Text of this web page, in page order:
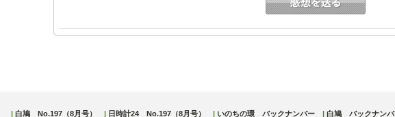
白鳩 No.197（8月号） 日時計24 No.197（8月号） いのちの環 バックナンバー 白鳩 バックナンバ